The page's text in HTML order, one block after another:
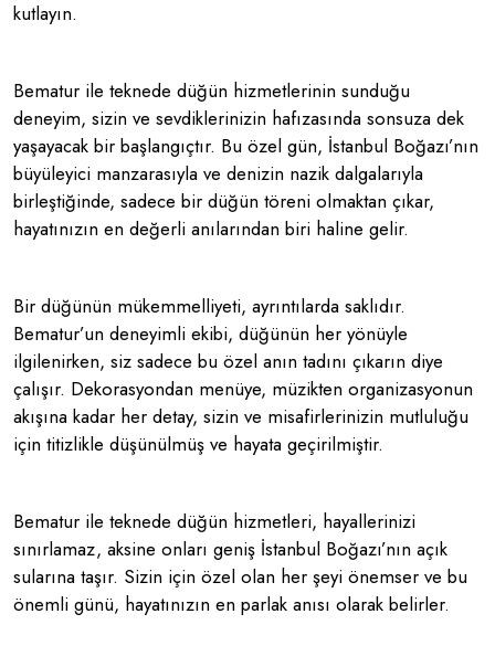
kutlayın.
Bematur ile teknede düğün hizmetlerinin sunduğu
deneyim, sizin ve sevdiklerinizin hafızasında sonsuza dek
yaşayacak bir başlangıçtır. Bu özel gün, İstanbul Boğazı’nın
büyüleyici manzarasıyla ve denizin nazik dalgalarıyla
birleştiğinde, sadece bir düğün töreni olmaktan çıkar,
hayatınızın en değerli anılarından biri haline gelir.
Bir düğünün mükemmelliyeti, ayrıntılarda saklıdır.
Bematur’un deneyimli ekibi, düğünün her yönüyle
ilgilenirken, siz sadece bu özel anın tadını çıkarın diye
çalışır. Dekorasyondan menüye, müzikten organizasyonun
akışına kadar her detay, sizin ve misafirlerinizin mutluluğu
için titizlikle düşünülmüş ve hayata geçirilmiştir.
Bematur ile teknede düğün hizmetleri, hayallerinizi
sınırlamaz, aksine onları geniş İstanbul Boğazı’nın açık
sularına taşır. Sizin için özel olan her şeyi önemser ve bu
önemli günü, hayatınızın en parlak anısı olarak belirler.